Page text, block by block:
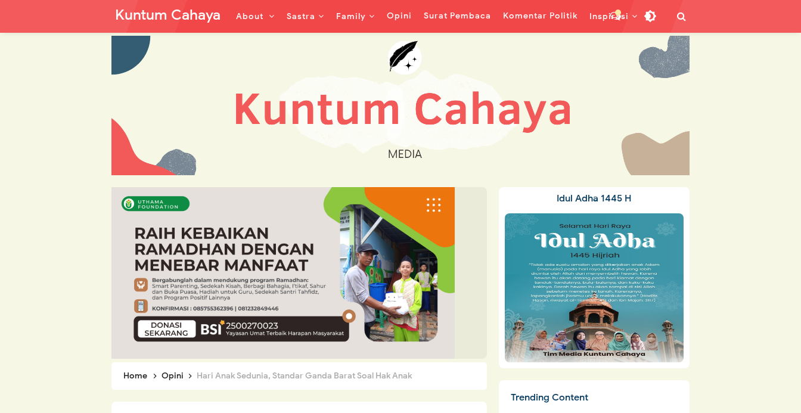
Kuntum Cahaya About Sastra Family Opini Surat Pembaca Komentar Politik Inspirasi
Home Opini Hari Anak Sedunia, Standar Ganda Barat Soal Hak Anak
Idul Adha 1445 H
Trending Content